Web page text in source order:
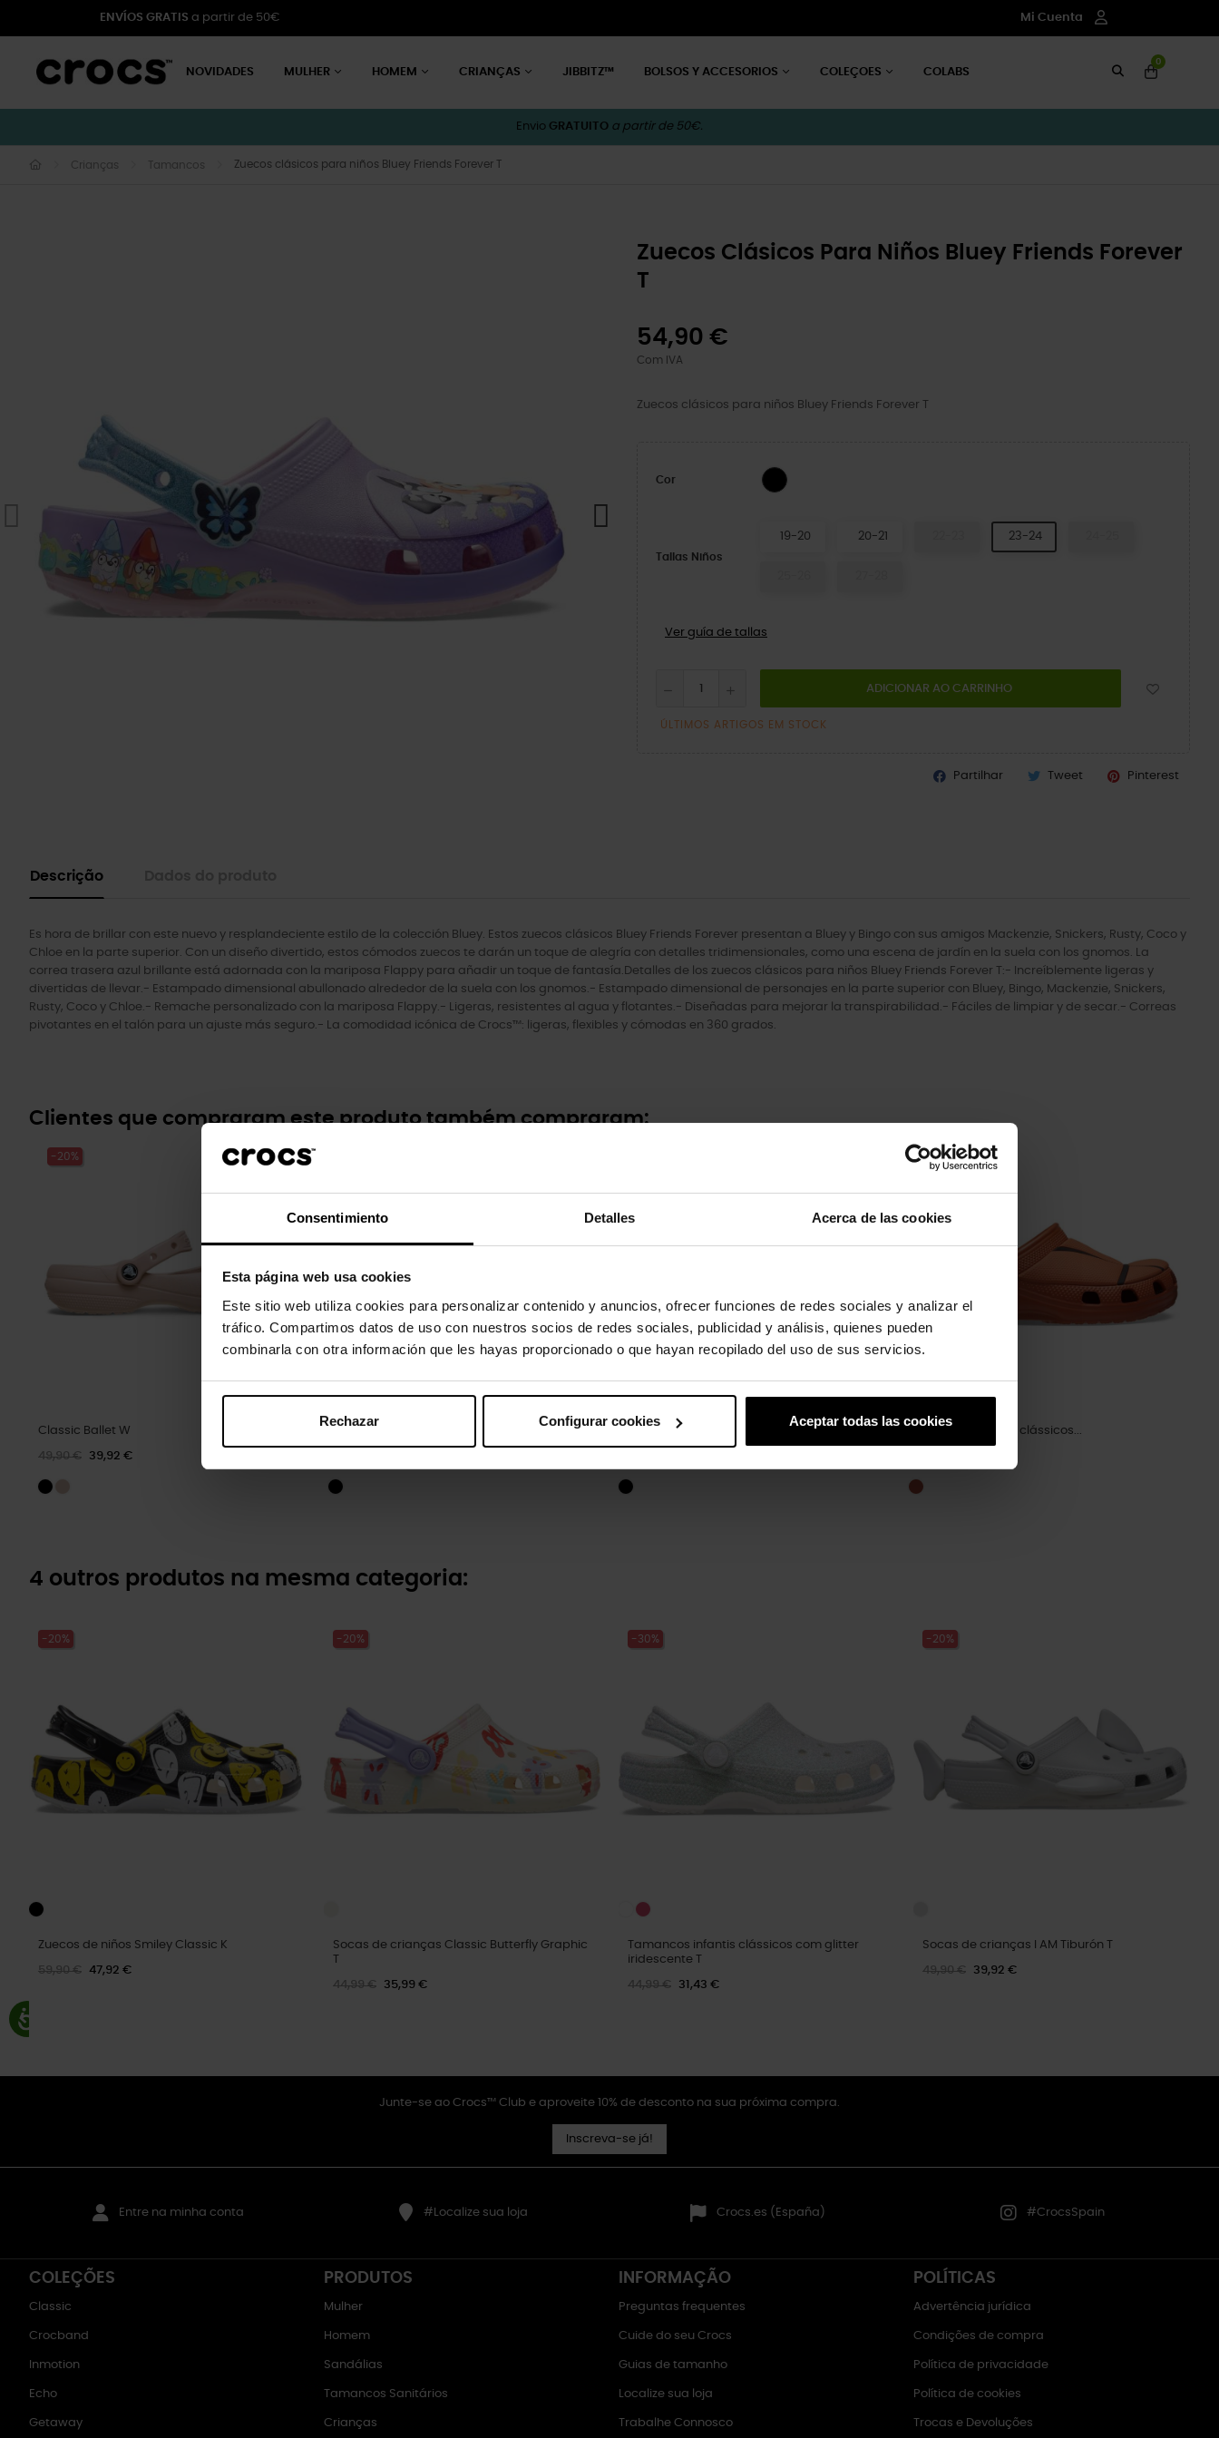
Consentimiento Detalles Acerca de las cookies
Esta página web usa cookies
Este sitio web utiliza cookies para personalizar contenido y anuncios, ofrecer funciones de redes sociales y analizar el
tráfico. Compartimos datos de uso con nuestros socios de redes sociales, publicidad y análisis, quienes pueden
combinarla con otra información que les hayas proporcionado o que hayan recopilado del uso de sus servicios.
Rechazar Configurar cookies Aceptar todas las cookies
ENVÍOS GRATIS a partir de 50€ Mi Cuenta
NOVIDADES MULHER HOMEM CRIANÇAS JIBBITZ™ BOLSOS Y ACCESORIOS COLEÇOES COLABS
0
Envio GRATUITO a partir de 50€.
Crianças Tamancos Zuecos clásicos para niños Bluey Friends Forever T
Zuecos Clásicos Para Niños Bluey Friends Forever
T
54,90 €
Com IVA
Zuecos clásicos para niños Bluey Friends Forever T
Cor Multi
Tallas Niños
19-20 20-21 23-24
Ver guía de tallas
ADICIONAR AO CARRINHO
ÚLTIMOS ARTIGOS EM STOCK
Partilhar Tweet Pinterest
Descrição
Es hora de brillar con este nuevo y resplandeciente estilo de la colección Bluey. Estos zuecos clásicos Bluey Friends Forever presentan a Bluey y Bingo con sus amigos Mackenzie, Snickers, Rusty, Coco y
Chloe en la parte superior. Con un diseño divertido, estos cómodos zuecos te darán un toque de alegría con detalles tridimensionales, como una escena de jardín en la suela con los gnomos. La
correa trasera azul brillante está adornada con la mariposa Flappy para añadir un toque de fantasía.Detalles de los zuecos clásicos para niños Bluey Friends Forever T:- Increíblemente ligeras y
divertidas de llevar.- Estampado dimensional abullonado alrededor de la suela con los gnomos.- Estampado dimensional de personajes en la parte superior con Bluey, Bingo, Mackenzie, Snickers,
Rusty, Coco y Chloe.- Remache personalizado con la mariposa Flappy.- Ligeras, resistentes al agua y flotantes.- Diseñadas para mejorar la transpirabilidad.- Fáciles de limpiar y de secar.- Correas
pivotantes en el talón para un ajuste más seguro.- La comodidad icónica de Crocs™: ligeras, flexibles y cómodas en 360 grados.
Clientes que compraram este produto também compraram:
-20%
Classic Ballet W
49,90 € 39,92 €
Zuecos de niños Minnie...
-20%
Tamancos infantis clássicos...
4 outros produtos na mesma categoria:
-20%
Zuecos de niños Smiley Classic K
59,90 € 47,92 €
-20%
Socas de crianças Classic Butterfly Graphic
T
44,99 € 35,99 €
-30%
Tamancos infantis clássicos com glitter
iridescente T
44,99 € 31,43 €
-20%
Socas de crianças I AM Tiburón T
49,90 € 39,92 €
Junte-se ao Crocs™ Club e aproveite 10% de desconto na sua próxima compra.
Inscreva-se já!
Entre na minha conta #Localize sua loja Crocs.es (España) #CrocsSpain
COLEÇÕES
Classic
Crocband
Inmotion
Echo
Getaway
PRODUTOS
Mulher
Homem
Sandálias
Tamancos Sanitários
Crianças
INFORMAÇÃO
Preguntas frequentes
Cuide do seu Crocs
Guias de tamanho
Localize sua loja
Trabalhe Connosco
POLÍTICAS
Advertência jurídica
Condições de compra
Política de privacidade
Política de cookies
Trocas e Devoluções